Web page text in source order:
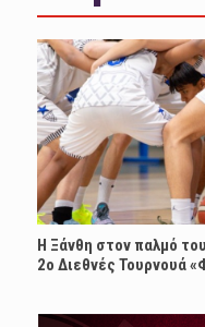
Η Ξάνθη στον παλμό
2ο Διεθνές Τουρνουά